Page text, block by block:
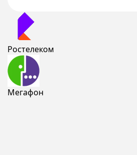
Ростелеком
Мегафон